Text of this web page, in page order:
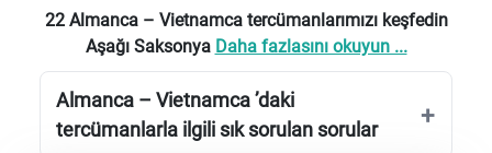
22 Almanca – Vietnamca tercümanlarımızı keşfedin
Aşağı Saksonya Daha fazlasını okuyun ...
Almanca – Vietnamca ’daki
tercümanlarla ilgili sık sorulan sorular